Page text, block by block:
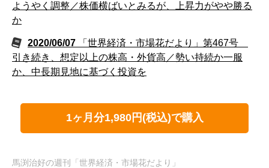
ようやく調整／株価横ばいとみるが、上昇力がやや勝る
か
2020/06/07
「世界経済・市場花だより」第467号
引き続き、想定以上の株高・外貨高／勢い持続か一服
か、中長期見地に基づく投資を
1ヶ月分1,980円(税込)で購入
馬渕治好の週刊「世界経済・市場花だより」